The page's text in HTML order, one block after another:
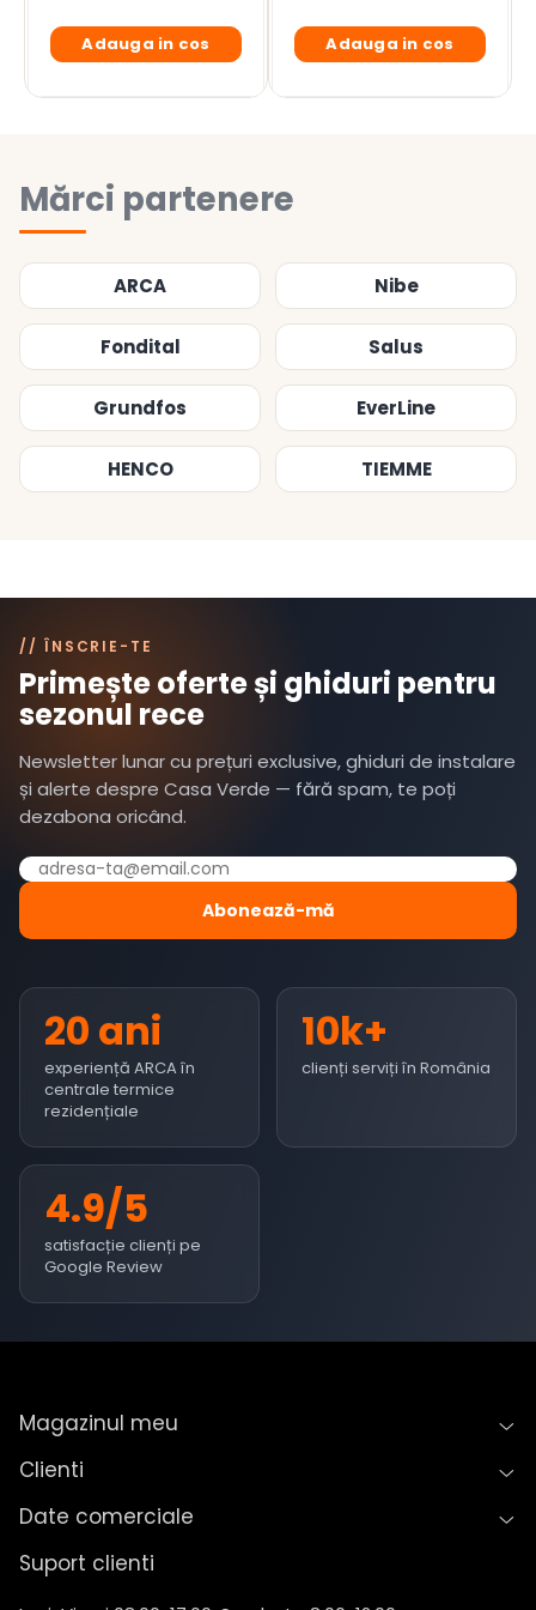
aceasta situatie se recomanda contactarea unui
specialist.
GARANTIE: 24 LUNI
Adauga in cos Adauga in cos
Mărci partenere
ARCA Nibe
Fondital Salus
Grundfos EverLine
HENCO TIEMME
// ÎNSCRIE-TE
Primește oferte și ghiduri pentru
sezonul rece
Newsletter lunar cu prețuri exclusive, ghiduri de instalare
și alerte despre Casa Verde — fără spam, te poți
dezabona oricând.
Abonează-mă
20 ani
experiență ARCA în
centrale termice
rezidențiale
10k+
clienți serviți în România
4.9/5
satisfacție clienți pe
Google Review
Magazinul meu
Clienti
Date comerciale
Suport clienti